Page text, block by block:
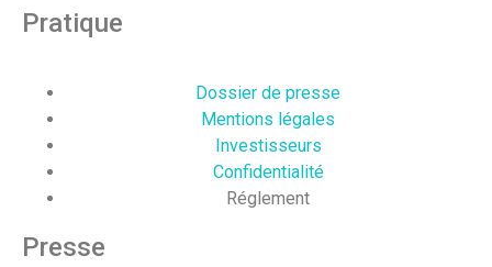
Pratique
Dossier de presse
Mentions légales
Investisseurs
Confidentialité
Réglement
Presse